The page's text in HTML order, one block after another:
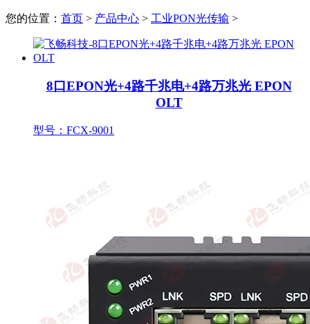
您的位置： 首页 > 产品中心 > 工业PON光传输 >
8口EPON光+4路千兆电+4路万兆光 EPON
OLT
型号：FCX-9001